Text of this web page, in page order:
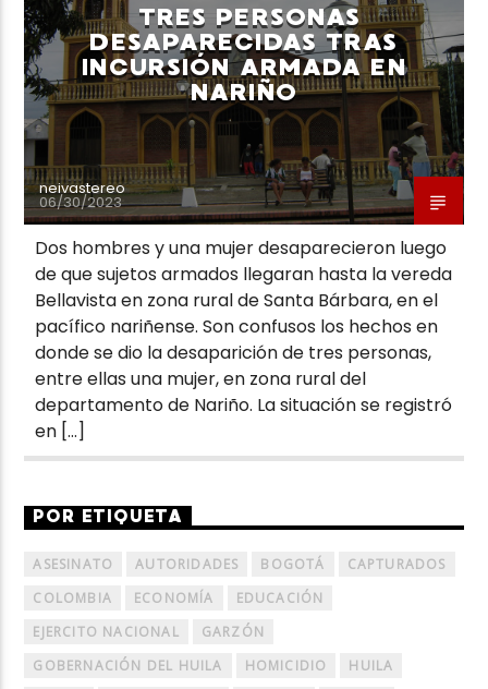
TRES PERSONAS
DESAPARECIDAS TRAS
INCURSIÓN ARMADA EN
NARIÑO
neivastereo
06/30/2023
Dos hombres y una mujer desaparecieron luego
de que sujetos armados llegaran hasta la vereda
Bellavista en zona rural de Santa Bárbara, en el
pacífico nariñense. Son confusos los hechos en
donde se dio la desaparición de tres personas,
entre ellas una mujer, en zona rural del
departamento de Nariño. La situación se registró
en […]
POR ETIQUETA
ASESINATO AUTORIDADES BOGOTÁ
CAPTURADOS
COLOMBIA
ECONOMÍA
EDUCACIÓN
EJERCITO NACIONAL
GARZÓN
GOBERNACIÓN DEL HUILA
HOMICIDIO
HUILA